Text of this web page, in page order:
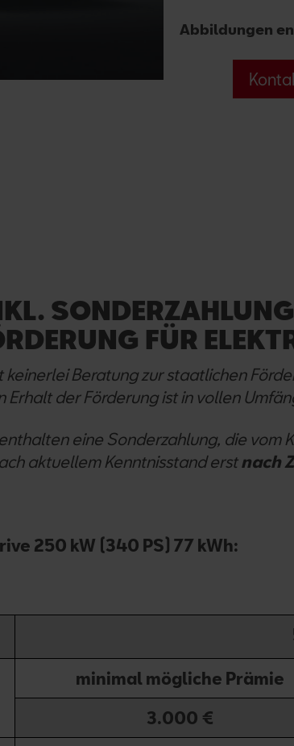
Abbildungen
FÜR
Beratung zur staatlichen
der Förderung ist in vollen
eine Sonderzahlung, die vom
aktuellem Kenntnisstand erst nach
250 kW (340 PS) 77 kWh:
minimal mögliche Prämie
3.000 €